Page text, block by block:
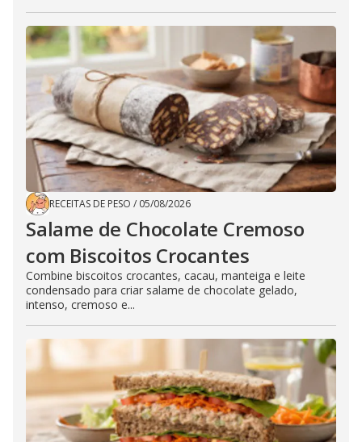
RECEITAS DE PESO / 05/08/2026
Salame de Chocolate Cremoso
com Biscoitos Crocantes
Combine biscoitos crocantes, cacau, manteiga e leite
condensado para criar salame de chocolate gelado,
intenso, cremoso e...